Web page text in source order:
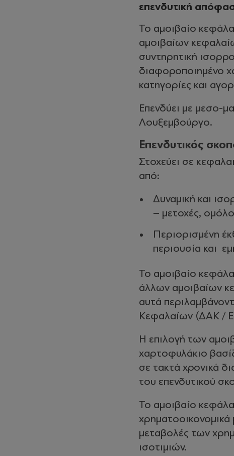
επενδυτική
Το αμοιβαίο
αμοιβαίων
συντηρητική
διαφοροποιημένο
κατηγορίες και
Επενδύει με μεσο-
Λουξεμβούργο.
Επενδυτικός
Στοχεύει σε
από:
Δυναμική και
– μετοχές,
Περιορισμένη
περιουσία και
Το αμοιβαίο
άλλων αμοιβαίων
αυτά
Κεφαλαίων (ΔΑΚ /
Η επιλογή των
χαρτοφυλάκιο
σε τακτά χρονικά
του επενδυτικού
Το αμοιβαίο
μεταβολές των
ισοτιμιών.